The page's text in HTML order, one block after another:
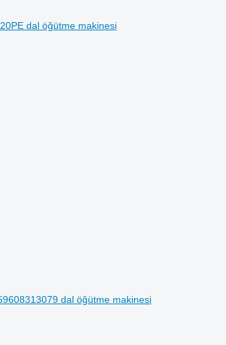
dal öğütme makinesi
dal öğütme makinesi